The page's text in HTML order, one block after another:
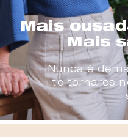
Mais
Mais
Nunca é
te tornares